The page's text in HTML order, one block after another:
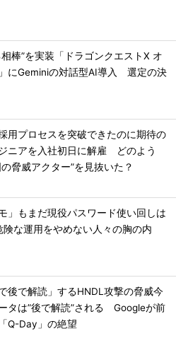
棒”を実装「ドラゴンクエストX オ
にGeminiの対話型AI導入 選定の決
用プロセスを突破できたのに期待の
ニアを入社初日に解雇 どのよう
脅威アクター”を見抜いた？
」もまだ現役パスワード使い回しは
な運用をやめない人々の胸の内
後で解読」するHNDL攻撃の脅威今
タは”後で解読”される Googleが前
Q-Day」の絶望